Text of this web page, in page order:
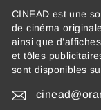
CINEAD est une
de cinéma
ainsi que
et tôles
sont disponibles